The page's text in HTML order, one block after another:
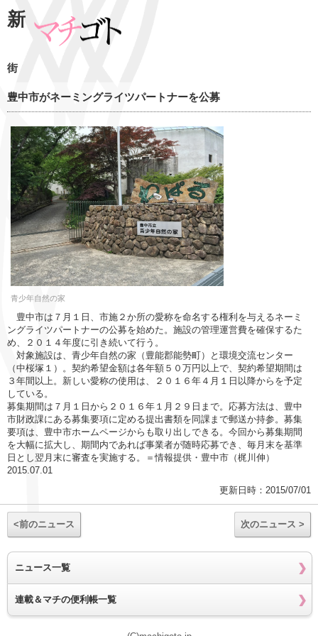
新
街
豊中市がネーミングライツパートナーを公募
青少年自然の家
豊中市は７月１日、市施２か所の愛称を命名する権利を与えるネーミ
ングライツパートナーの公募を始めた。施設の管理運営費を確保するた
め、２０１４年度に引き続いて行う。
対象施設は、青少年自然の家（豊能郡能勢町）と環境交流センター
（中桜塚１）。契約希望金額は各年額５０万円以上で、契約希望期間は
３年間以上。新しい愛称の使用は、２０１６年４月１日以降からを予定
している。
募集期間は７月１日から２０１６年１月２９日まで。応募方法は、豊中
市財政課にある募集要項に定める提出書類を同課まで郵送か持参。募集
要項は、豊中市ホームページからも取り出しできる。今回から募集期間
を大幅に拡大し、期間内であれば事業者が随時応募でき、毎月末を基準
日とし翌月末に審査を実施する。＝情報提供・豊中市（梶川伸）
2015.07.01
更新日時：2015/07/01
<前のニュース 次のニュース >
ニュース一覧
連載＆マチの便利帳一覧